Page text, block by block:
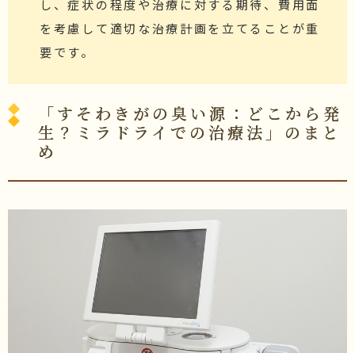
し、症状の程度や治療に対する期待、費用面
を考慮して適切な治療計画を立てることが重
要です。
「すそわきがの臭い源：どこから発
生？ミラドライでの治療法」のまと
め